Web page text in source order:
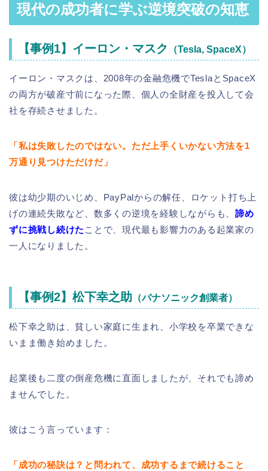
現代の成功者に学ぶ逆境突破の知恵
【事例1】イーロン・マスク （Tesla, SpaceX）
イーロン・マスクは、2008年の金融危機でTeslaとSpaceX
の両方が破産寸前になった際、個人の全財産を投入して会
社を存続させました。
「私は失敗したのではない。ただ上手くいかない方法を1
万通り見つけただけだ」
彼は幼少期のいじめ、PayPalからの解任、ロケット打ち上
げの連続失敗など、数多くの逆境を経験しながらも、諦め
ずに挑戦し続けた ことで、現代最も影響力のある起業家の
一人になりました。
【事例2】松下幸之助 （パナソニック創業者）
松下幸之助は、貧しい家庭に生まれ、小学校を卒業できな
いまま働き始めました。
起業後も二度の倒産危機に直面しましたが、それでも諦め
ませんでした。
彼はこう言っています：
「成功の秘訣は？と問われて、成功するまで続けること